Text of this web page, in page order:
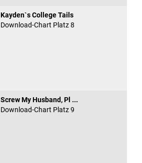
Kayden`s College Tails
Download-Chart Platz 8
Screw My Husband, Pl ...
Download-Chart Platz 9